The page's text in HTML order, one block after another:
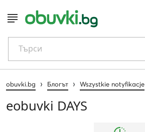
Търси
obuvki.bg › Блогът › Wszystkie notyfikacje
eobuvki DAYS